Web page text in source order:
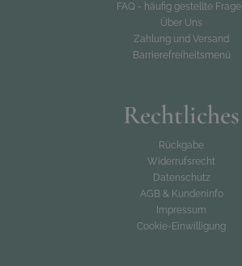
FAQ - häufig gestellte
Über Uns
Zahlung und Versand
Barrierefreiheitsmenü
Rechtliches
Rückgabe
Widerrufsrecht
Datenschutz
AGB & Kundeninfo
Impressum
Cookie-Einwilligung